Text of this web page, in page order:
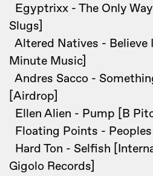
Egyptrixx - The Only
Slugs]
Altered Natives - Believe
Minute Music]
Andres Sacco -
[Airdrop]
Ellen Alien - Pump [B
Floating Points -
Hard Ton - Selfish
Gigolo Records]